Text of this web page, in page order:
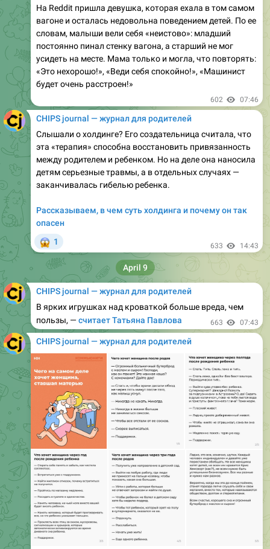
словам, малыши вели себя «неистово»: младший
постоянно пинал стенку вагона, а старший не мог
усидеть на месте. Мама только и могла, что повторять:
«Это нехорошо!», «Веди себя спокойно!», «Машинист
будет очень расстроен!»
602 07:46
Слышали о холдинге? Его создательница считала, что
эта «терапия» способна восстановить привязанность
между родителем и ребенком. Но на деле она наносила
детям серьезные травмы, а в отдельных случаях —
заканчивалась гибелью ребенка.
Рассказываем, в чем суть холдинга и почему он так
1
CHIPS journal — журнал для родителей
В ярких игрушках над кроваткой больше вреда, чем
пользы, —считает Татьяна Павлова
CHIPS journal — журнал для родителей
Великие умы человечества вот уже тысячи лет ломают
голову, чего же хочет женщина (спойлер: того же, что и